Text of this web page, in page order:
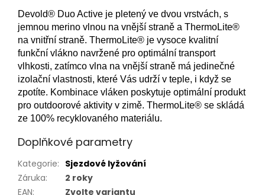
Devold® Duo Active je pletený ve dvou vrstvách, s
jemnou merino vlnou na vnější straně a ThermoLite®
na vnitřní straně. ThermoLite® je vysoce kvalitní
funkční vlákno navržené pro optimální transport
vlhkosti, zatímco vlna na vnější straně má jedinečné
izolační vlastnosti, které Vás udrží v teple, i když se
zpotíte. Kombinace vláken poskytuje optimální produkt
pro outdoorové aktivity v zimě. ThermoLite® se skládá
ze 100% recyklovaného materiálu.
Doplňkové parametry
Kategorie: Sjezdové lyžování
Záruka:
2 roky
EAN:
Zvolte variantu